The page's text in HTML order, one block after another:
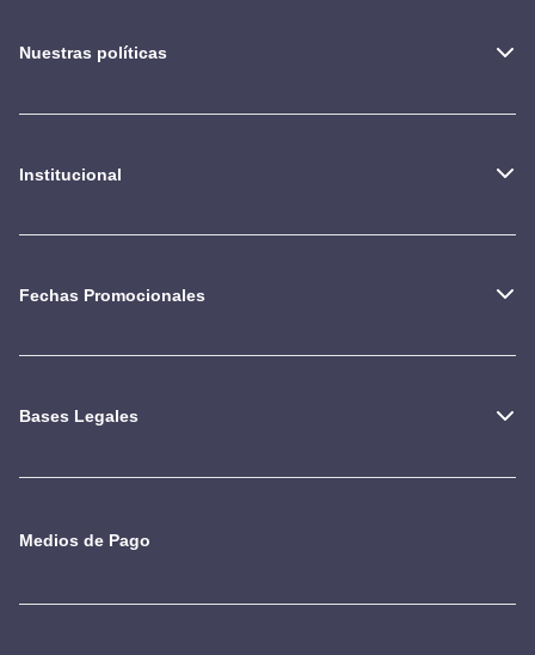
Nuestras políticas
Institucional
Fechas Promocionales
Bases Legales
Medios de Pago